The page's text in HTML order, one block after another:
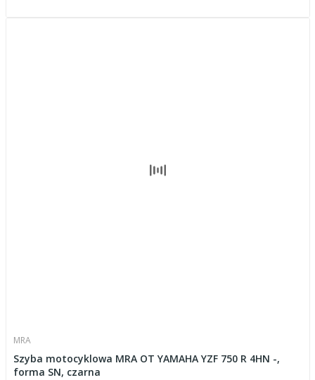
MRA
Szyba motocyklowa MRA OT YAMAHA YZF 750 R 4HN -,
forma SN, czarna